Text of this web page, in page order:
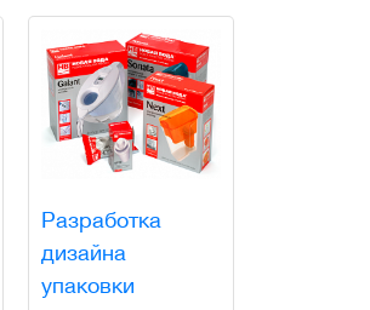
Разработка
дизайна
упаковки